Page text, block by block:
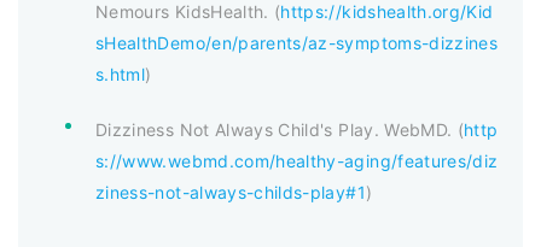
Nemours KidsHealth. (https://kidshealth.org/Kid
sHealthDemo/en/parents/az-symptoms-dizzines
s.html)
Dizziness Not Always Child's Play. WebMD. (http
s://www.webmd.com/healthy-aging/features/diz
ziness-not-always-childs-play#1)